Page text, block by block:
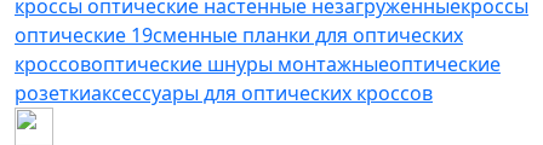
кроссы оптические настенные незагруженныекроссы
оптические 19сменные планки для оптических
кроссовоптические шнуры монтажныеоптические
розеткиаксессуары для оптических кроссов